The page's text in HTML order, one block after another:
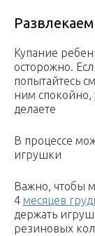
Купание
осторожно.
попытайтесь
ним спокойно,
делаете
В процессе
игрушки
Важно, чтобы
4 месяцев
держать
резиновых